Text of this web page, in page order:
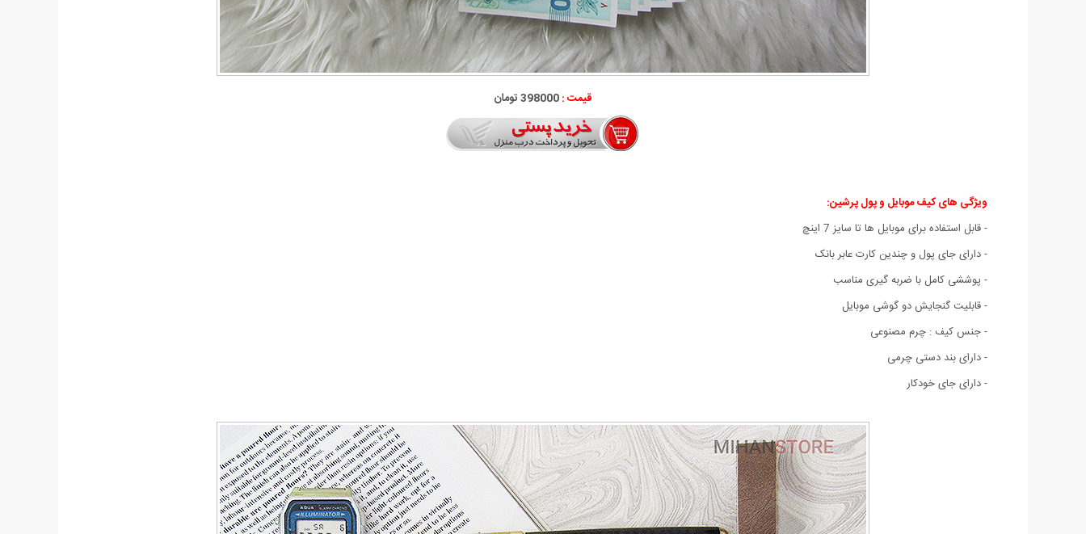
قیمت :398000 تومان
ویژگی های کیف موبایل و پول پرشین:
- قابل استفاده برای موبایل ها تا سایز 7 اینچ
- دارای جای پول و چندین کارت عابر بانک
- پوششی کامل با ضربه گیری مناسب
- قابليت گنجايش دو گوشی موبایل
- جنس کیف : چرم مصنوعی
- دارای بند دستی چرمی
- دارای جای خودکار